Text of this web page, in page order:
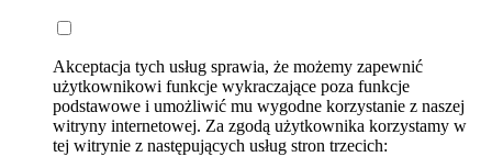
Akceptacja tych usług sprawia, że możemy zapewnić
użytkownikowi funkcje wykraczające poza funkcje
podstawowe i umożliwić mu wygodne korzystanie z naszej
witryny internetowej. Za zgodą użytkownika korzystamy w
tej witrynie z następujących usług stron trzecich: